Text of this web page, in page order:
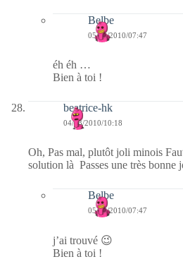
Belbe
05/03/2010/07:47
éh éh …
Bien à toi !
beatrice-hk
04/03/2010/10:18
Oh, Pas mal, plutôt joli minois
solution là Passes une très bonne
Belbe
05/03/2010/07:47
j’ai trouvé 😉
Bien à toi !